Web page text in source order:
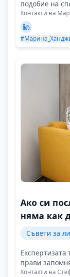
подобие на
Контакти на
Ако си
няма как
Съвети за
прави
Контакти на